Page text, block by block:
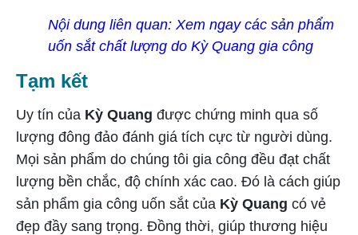
Nội dung liên quan: Xem ngay các sản phẩm
uốn sắt chất lượng do Kỳ Quang gia công
Tạm kết
Uy tín của Kỳ Quang được chứng minh qua số
lượng đông đảo đánh giá tích cực từ người dùng.
Mọi sản phẩm do chúng tôi gia công đều đạt chất
lượng bền chắc, độ chính xác cao. Đó là cách giúp
sản phẩm gia công uốn sắt của Kỳ Quang có vẻ
đẹp đầy sang trọng. Đồng thời, giúp thương hiệu